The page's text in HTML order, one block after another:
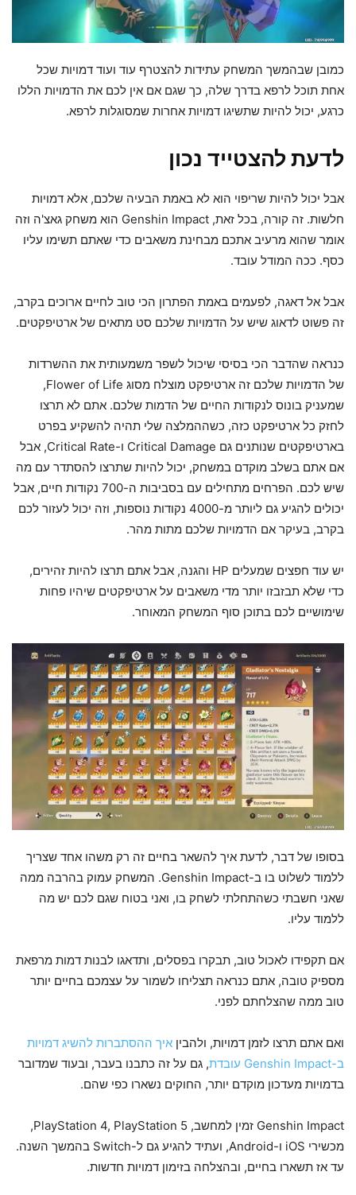
כמובן שבהמשך המשחק עתידות להצטרף עוד ועוד דמויות שכל
אחת תוכל לרפא בדרך שלה, כך שגם אם אין לכם את הדמויות הללו
כרגע, יכול להיות שתשיגו דמויות אחרות שמסוגלות לרפא.
לדעת להצטייד נכון
אבל יכול להיות שריפוי הוא לא באמת הבעיה שלכם, אלא דמויות
חלשות. זה קורה, בכל זאת, Genshin Impact הוא משחק גאצ'ה וזה
אומר שהוא מרעיב אתכם מבחינת משאבים כדי שאתם תשימו עליו
כסף. ככה המודל עובד.
אבל אל דאגה, לפעמים באמת הפתרון הכי טוב לחיים ארוכים בקרב,
זה פשוט לדאוג שיש על הדמויות שלכם סט מתאים של ארטיפקטים.
כנראה שהדבר הכי בסיסי שיכול לשפר משמעותית את ההשרדות
של הדמויות שלכם זה ארטיפקט מוצלח מסוג Flower of Life,
שמעניק בונוס לנקודות החיים של הדמות שלכם. אתם לא תרצו
לחזק כל ארטיפקט כזה, כשההמלצה שלי תהיה להשקיע בפרט
בארטיפקטים שנותנים גם Critical Damage ו-Critical Rate, אבל
אם אתם בשלב מוקדם במשחק, יכול להיות שתרצו להסתדר עם מה
שיש לכם. הפרחים מתחילים עם בסביבות ה-700 נקודות חיים, אבל
יכולים להגיע גם ליותר מ-4000 נקודות נוספות, וזה יכול לעזור לכם
בקרב, בעיקר אם הדמויות שלכם מתות מהר.
יש עוד חפצים שמעלים HP והגנה, אבל אתם תרצו להיות זהירים,
כדי שלא תבזבזו יותר מדי משאבים על ארטיפקטים שיהיו פחות
שימושיים לכם בתוכן סוף המשחק המאוחר.
בסופו של דבר, לדעת איך להשאר בחיים זה רק משהו אחד שצריך
ללמוד לשלוט בו ב-Genshin Impact. המשחק עמוק בהרבה ממה
שאני חשבתי כשהתחלתי לשחק בו, ואני בטוח שגם לכם יש מה
ללמוד עליו.
אם תקפידו לאכול טוב, תבקרו בפסלים, ותדאגו לבנות דמות מרפאת
מספיק טובה, אתם כנראה תצליחו לשמור על עצמכם בחיים יותר
טוב ממה שהצלחתם לפני.
ואם אתם תרצו לזמן דמויות, ולהבין איך ההסתברות להשיג דמויות
ב-Genshin Impact עובדת
, גם על זה כתבנו בעבר, ובעוד שמדובר
בדמויות מעדכון מוקדם יותר, החוקים נשארו כפי שהם.
Genshin Impact זמין למחשב, PlayStation 4, PlayStation 5,
מכשירי iOS ו-Android, ועתיד להגיע גם ל-Switch בהמשך השנה.
עד אז תשארו בחיים, ובהצלחה בזימון דמויות חדשות.